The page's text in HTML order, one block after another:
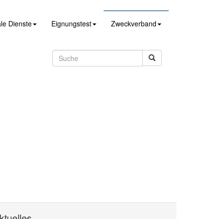
Dienste Eignungstest Zweckverband